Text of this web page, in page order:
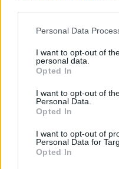
Personal Data
I want to opt-out of
personal data.
Opted In
I want to opt-out of
Personal Data.
Opted In
I want to opt-out of
Personal Data for
Opted In